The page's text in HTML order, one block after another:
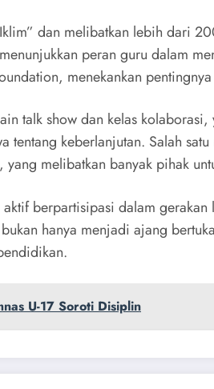
dan melibatkan lebih dari
peran guru dalam
menekankan
talk show dan kelas
keberlanjutan. Salah
melibatkan banyak pihak
berpartisipasi dalam
hanya menjadi ajang
U-17 Soroti Disiplin